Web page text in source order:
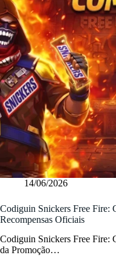
14/06/2026
Codiguin Snickers Free Fire:
Recompensas Oficiais
Codiguin Snickers Free Fire:
da Promoção…